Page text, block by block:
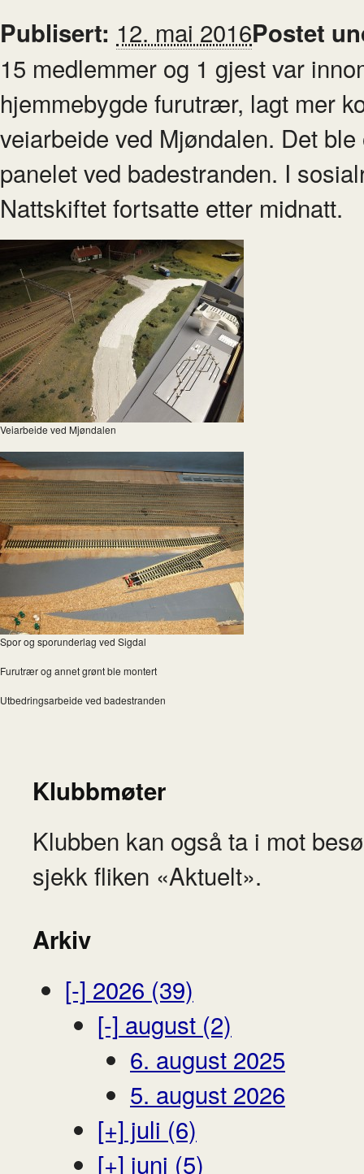
Publisert: 12. mai 2016Postet
15 medlemmer og 1 gjest var
hjemmebygde furutrær, lagt mer
veiarbeide ved Mjøndalen. Det
panelet ved badestranden. I
Nattskiftet fortsatte etter midnatt.
Veiarbeide ved Mjøndalen
Spor og sporunderlag ved Sigdal
Furutrær og annet grønt ble montert
Utbedringsarbeide ved badestranden
Klubbmøter
Klubben kan også ta i mot
sjekk fliken «Aktuelt».
Arkiv
[-] 2026 (39)
[-] august (2)
6. august 2025
5. august 2026
[+] juli (6)
[+] juni (5)